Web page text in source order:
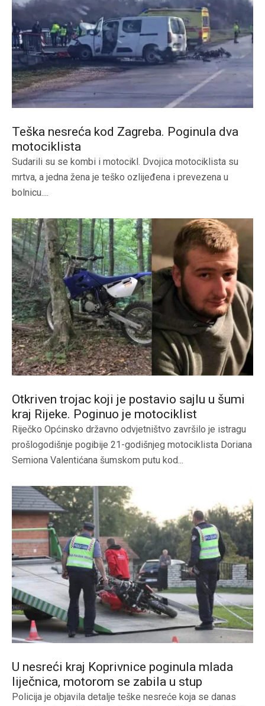
Teška nesreća kod Zagreba. Poginula dva
motociklista
Sudarili su se kombi i motocikl. Dvojica motociklista su
mrtva, a jedna žena je teško ozlijeđena i prevezena u
bolnicu....
Otkriven trojac koji je postavio sajlu u šumi
kraj Rijeke. Poginuo je motociklist
Riječko Općinsko državno odvjetništvo završilo je istragu
prošlogodišnje pogibije 21-godišnjeg motociklista Doriana
Semiona Valentićana šumskom putu kod...
U nesreći kraj Koprivnice poginula mlada
liječnica, motorom se zabila u stup
Policija je objavila detalje teške nesreće koja se danas